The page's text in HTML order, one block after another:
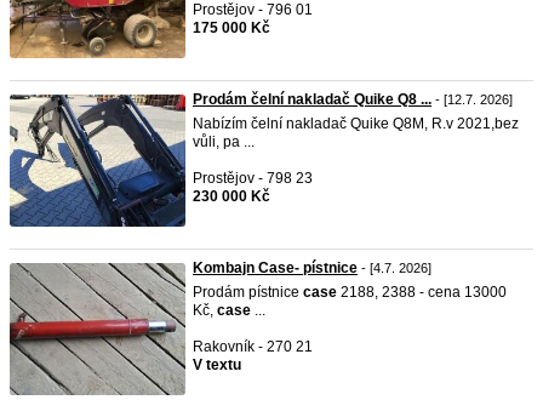
Prostějov - 796 01
175 000 Kč
Prodám čelní nakladač Quike Q8 ... - [12.7. 2026]
Nabízím čelní nakladač Quike Q8M, R.v 2021,bez
vůli, pa ...
Prostějov - 798 23
230 000 Kč
Kombajn Case- pístnice - [4.7. 2026]
Prodám pístnice case 2188, 2388 - cena 13000
Kč, case ...
Rakovník - 270 21
V textu